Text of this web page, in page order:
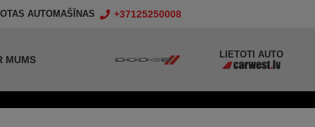
AUTOMAŠĪNAS +37125250008
MUMS LIETOTI AUTO